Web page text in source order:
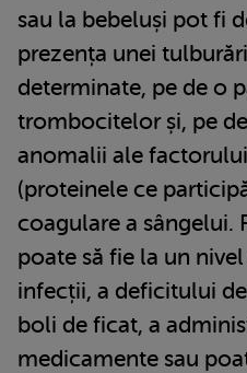
sau la bebeluși pot fi
prezența unei
determinate, pe de o
trombocitelor și, pe
anomalii ale
(proteinele ce
coagulare a sângelui.
poate să fie la un
infecții, a deficitului
boli de ficat, a
medicamente sau